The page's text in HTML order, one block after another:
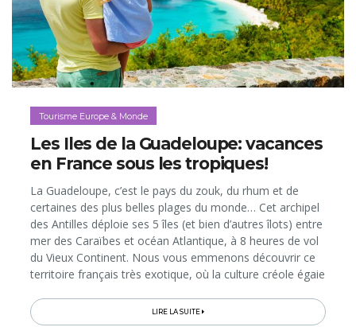
Tourisme Europe & Monde
Les Iles de la Guadeloupe: vacances
en France sous les tropiques!
La Guadeloupe, c’est le pays du zouk, du rhum et de
certaines des plus belles plages du monde… Cet archipel
des Antilles déploie ses 5 îles (et bien d’autres îlots) entre
mer des Caraïbes et océan Atlantique, à 8 heures de vol
du Vieux Continent. Nous vous emmenons découvrir ce
territoire français très exotique, où la culture créole égaie
gastronomie avec, partout en toile de fond, des
LIRE LA SUITE